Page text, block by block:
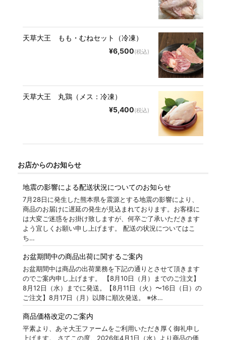
天草大王 もも・むねセット（冷凍）
¥6,500(税込)
天草大王 丸鶏（メス：冷凍）
¥5,400(税込)
お店からのお知らせ
地震の影響による配送状況についてのお知らせ
7月28日に発生した熊本県を震源とする地震の影響により、
商品のお届けに遅延の発生が見込まれております。お客様に
は大変ご迷惑をお掛け致しますが、何卒ご了承いただきます
よう宜しくお願い申し上げます。 配送の状況についてはこ
ち…
お盆期間中の商品出荷に関するご案内
お盆期間中は商品の出荷業務を下記の通りとさせて頂きます
のでご案内申し上げます。 【8月10日（月）までのご注文】
8月12日（水）までに発送。【8月11日（火）〜16日（日）の
ご注文】8月17日（月）以降に順次発送。 ※休…
商品価格改定のご案内
平素より、あそ大王ファームをご利用いただき厚く御礼申し
上げます。 さてこの度、2026年4月1日（水）より商品の価